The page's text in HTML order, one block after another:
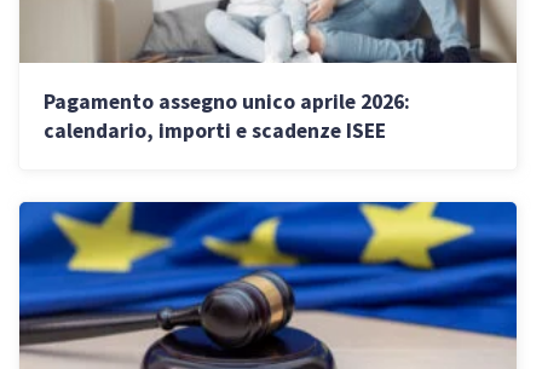
Pagamento assegno unico aprile 2026:
calendario, importi e scadenze ISEE